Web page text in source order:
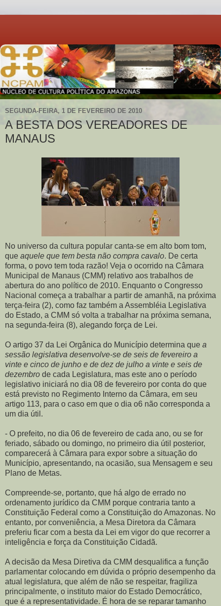
SEGUNDA-FEIRA, 1 DE FEVEREIRO DE 2010
A BESTA DOS VEREADORES DE
MANAUS
No universo da cultura popular canta-se em alto bom tom,
que aquele que tem besta não compra cavalo. De certa
forma, o povo tem toda razão! Veja o ocorrido na Câmara
Municipal de Manaus (CMM) relativo aos trabalhos de
abertura do ano político de 2010. Enquanto o Congresso
Nacional começa a trabalhar a partir de amanhã, na próxima
terça-feira (2), como faz também a Assembléia Legislativa
do Estado, a CMM só volta a trabalhar na próxima semana,
na segunda-feira (8), alegando força de Lei.
O artigo 37 da Lei Orgânica do Município determina que a
sessão legislativa desenvolve-se de seis de fevereiro a
vinte e cinco de junho e de dez de julho a vinte e seis de
dezembro de cada Legislatura, mas este ano o período
legislativo iniciará no dia 08 de fevereiro por conta do que
está previsto no Regimento Interno da Câmara, em seu
artigo 113, para o caso em que o dia o6 não corresponda a
um dia útil.
- O prefeito, no dia 06 de fevereiro de cada ano, ou se for
feriado, sábado ou domingo, no primeiro dia útil posterior,
comparecerá à Câmara para expor sobre a situação do
Município, apresentando, na ocasião, sua Mensagem e seu
Plano de Metas.
Compreende-se, portanto, que há algo de errado no
ordenamento jurídico da CMM porque contraria tanto a
Constituição Federal como a Constituição do Amazonas. No
entanto, por conveniência, a Mesa Diretora da Câmara
preferiu ficar com a besta da Lei em vigor do que recorrer a
inteligência e força da Constituição Cidadã.
A decisão da Mesa Diretiva da CMM desqualifica a função
parlamentar colocando em dúvida o próprio desempenho da
atual legislatura, que além de não se respeitar, fragiliza
principalmente, o instituto maior do Estado Democrático,
que é a representatividade. É hora de se reparar tamanho